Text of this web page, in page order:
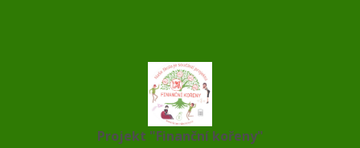
Projekt "Finanční kořeny"